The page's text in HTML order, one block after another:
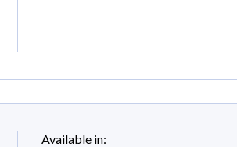
Available in: